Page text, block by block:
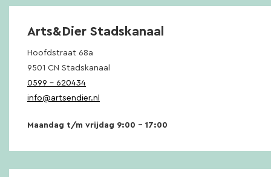
Arts&Dier Stadskanaal
Hoofdstraat 68a
9501 CN Stadskanaal
0599 – 620434
info@artsendier.nl
Maandag t/m vrijdag 9:00 – 17:00